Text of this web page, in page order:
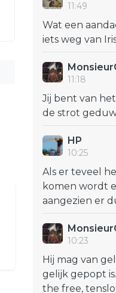
11:49
Wat een
iets weg van
11:18
Jij bent van
de strot
HP
10:25
Als er teveel
komen wordt
aangezien er
10:23
Hij mag van
gelijk gepopt
the free,